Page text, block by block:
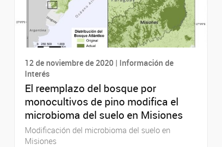
12 de noviembre de 2020 | Información de
Interés
El reemplazo del bosque por
monocultivos de pino modifica el
microbioma del suelo en Misiones
Modificación del microbioma del suelo en
Misiones